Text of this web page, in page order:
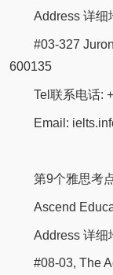
Address 详细
#03-327
600135
Tel联系电话:
Email:
第9个雅思考
Ascend
Address 详细
#08-03, The